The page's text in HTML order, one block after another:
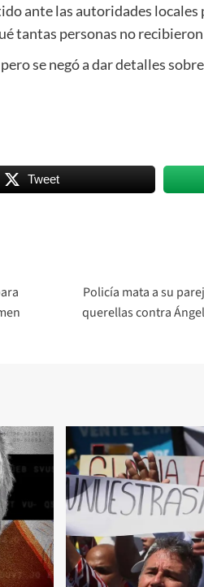
ante las autoridades
tantas personas no
se negó a dar detalles
Tweet
Policía mata a su
querellas contra